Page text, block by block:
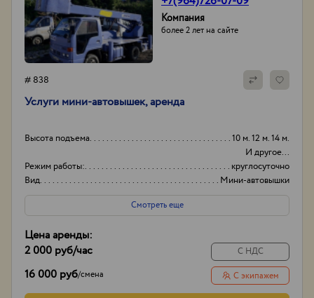
Компания
более 2 лет на сайте
# 838
Услуги мини-автовышек, аренда
Высота подъема
10 м. 12 м. 14 м.
И другое...
Режим работы:
круглосуточно
Вид
Мини-автовышки
Высота вышки
15
Смотреть еще
Цена аренды:
2 000 руб/час
16 000 руб/смена
С НДС
С экипажем